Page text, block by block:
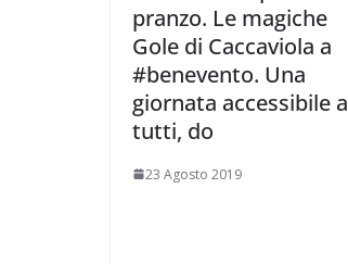
pranzo. Le magiche
Gole di Caccaviola a
#benevento. Una
giornata accessibile a
tutti, do
23 Agosto 2019